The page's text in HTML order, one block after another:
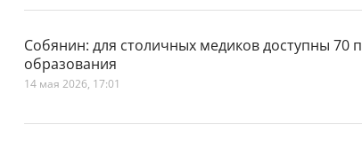
Собянин: для столичных медиков доступны 70
образования
14 мая 2026, 17:01